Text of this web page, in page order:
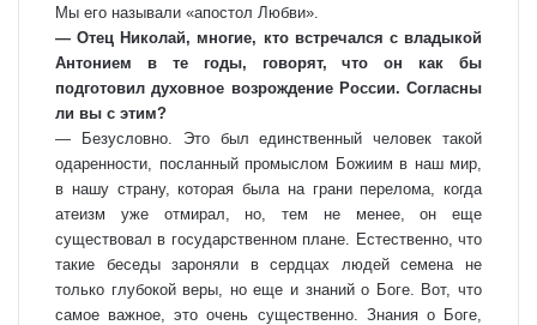
Мы его называли «апостол Любви».
— Отец Николай, многие, кто встречался с владыкой
Антонием в те годы, говорят, что он как бы
подготовил духовное возрождение России. Согласны
ли вы с этим?
— Безусловно. Это был единственный человек такой
одаренности, посланный промыслом Божиим в наш мир,
в нашу страну, которая была на грани перелома, когда
атеизм уже отмирал, но, тем не менее, он еще
существовал в государственном плане. Естественно, что
такие беседы зароняли в сердцах людей семена не
только глубокой веры, но еще и знаний о Боге. Вот, что
самое важное, это очень существенно. Знания о Боге,